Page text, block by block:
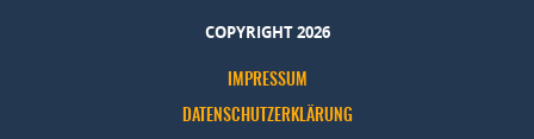
COPYRIGHT 2026
IMPRESSUM
DATENSCHUTZERKLÄRUNG